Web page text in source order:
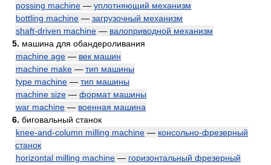
possing machine — уплотняющий механизм
bottling machine — загрузочный механизм
shaft-driven machine — валоприводной механизм
5. машина для обандероливания
machine age — век машин
machine make — тип машины
type machine — тип машины
machine size — формат машины
war machine — военная машина
6. биговальный станок
knee-and-column milling machine — консольно-фрезерный
станок
horizontal milling machine — горизонтальный фрезерный